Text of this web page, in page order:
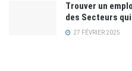
Trouver un
des Secteurs
27 FÉVRIER 2025